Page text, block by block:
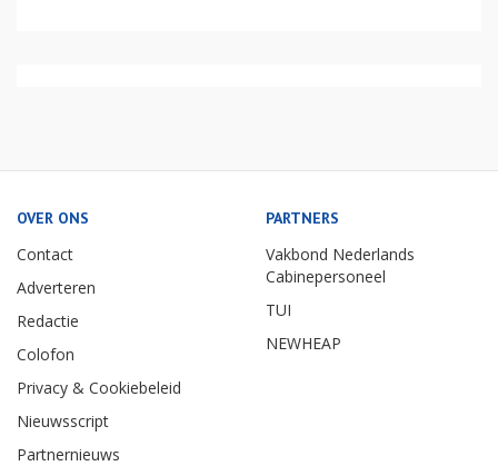
OVER ONS
Contact
Adverteren
Redactie
Colofon
Privacy & Cookiebeleid
Nieuwsscript
Partnernieuws
PARTNERS
Vakbond Nederlands
Cabinepersoneel
TUI
NEWHEAP